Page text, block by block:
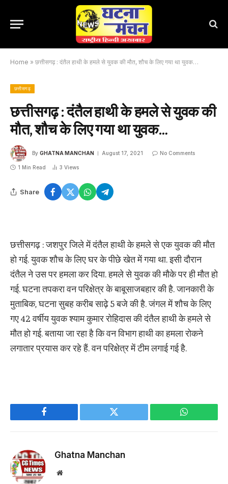
Home » छत्तीसगढ़ : दंतैल हाथी के हमले से युवक की मौत, शौच के लिए गया था युवक…
छत्तीसगढ़
छत्तीसगढ़ : दंतैल हाथी के हमले से युवक की
मौत, शौच के लिए गया था युवक…
By GHATNA MANCHAN August 17, 2021 No Comments
1 Min Read 3 Views
Share
छत्तीसगढ़ : जशपुर जिले में दंतैल हाथी के हमले से एक युवक की मौत
हो गई. युवक शौच के लिए घर के पीछे खेत में गया था. इसी दौरान
दंतैल ने उस पर हमला कर दिया. हमले से युवक की मौके पर ही मौत हो
गई. घटना तपकरा वन परिक्षेत्र के बाबूसाजबहार की है. जानकारी के
मुताबिक, घटना सुबह करीब साढ़े 5 बजे की है. जंगल में शौच के लिए
गए 42 वर्षीय युवक श्याम कुमार रोहिदास की दंतैल हाथी के हमले से
मौत हो गई. बताया जा रहा है कि वन विभाग हाथी का हमला रोकने
लगातार प्रयास कर रहे हैं. वन परिक्षेत्र में टीम लगाई गई है.
Facebook Twitter WhatsApp
Ghatna Manchan
Website